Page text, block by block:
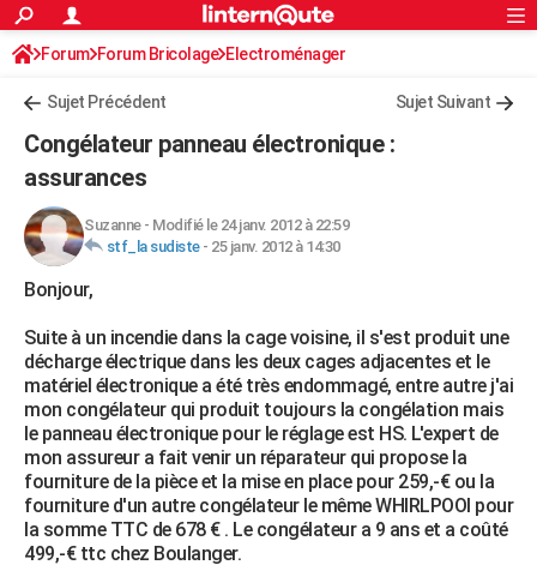
ACTUALITÉS
Politique
Société
Faits Divers
Education
Monde
Villes
+
FINANCE
Retraite
Impôts
Epargne
Immobilier
Risques naturels par ville
Banque
Assurance
Crédit
AUTO
Essais
Réserver un essai
Citadines
Berlines
SUV
Forum auto
HIGH-TECH
Forum
Aménagement intérieur
Extérieur
Cuisine
Salle de bains
Jardinage
Rangement
WEEK-END
Guides de France
Escapades
Patrimoine
Expositions
Musées
Week-end nature
+LIFESTYLE
Art de vivre
Bien-être
Loisirs
Mode
Modes de vie
SANTE
Alimentation
Guide de la santé
Maladies
Médicaments
Sommeil
VOYAGE
Destinations
City break
Voyage nature
Voyage de noces
Forum
Climat
+PHOTO
S'inscrire
Connexion
Forum Forum Bricolage Electroménager
Sujet Précédent Sujet Suivant
Congélateur panneau électronique :
assurances
Suzanne- Modifié le 24 janv. 2012 à 22:59
stf_la sudiste- 25 janv. 2012 à 14:30
Bonjour,
Suite à un incendie dans la cage voisine, il s'est produit une
décharge électrique dans les deux cages adjacentes et le
matériel électronique a été très endommagé, entre autre j'ai
mon congélateur qui produit toujours la congélation mais
le panneau électronique pour le réglage est HS. L'expert de
mon assureur a fait venir un réparateur qui propose la
fourniture de la pièce et la mise en place pour 259,-€ ou la
fourniture d'un autre congélateur le même WHIRLPOOl pour
la somme TTC de 678 € . Le congélateur a 9 ans et a coûté
499,-€ ttc chez Boulanger.